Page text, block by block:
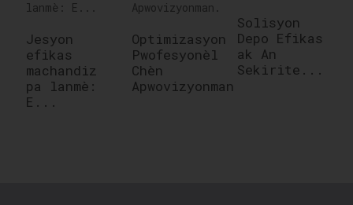
Jesyon
efikas
machandiz
pa lanmè:
E...
Optimizasyon
Pwofesyonèl
Chèn
Apwovizyonman...
Solisyon
Depo Efikas
ak An
Sekirite...